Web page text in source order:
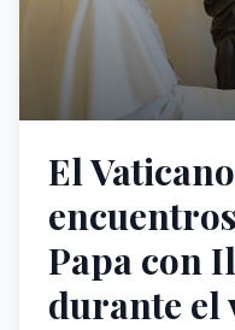
El
Papa con
durante el